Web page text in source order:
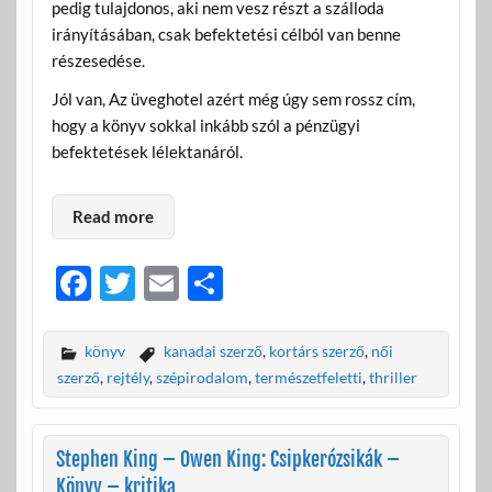
pedig tulajdonos, aki nem vesz részt a szálloda
irányításában, csak befektetési célból van benne
részesedése.
Jól van, Az üveghotel azért még úgy sem rossz cím,
hogy a könyv sokkal inkább szól a pénzügyi
befektetések lélektanáról.
Read more
F
e
b
o
o
T
itt
er
E
ail
O
za
m
e
g
könyv kanadai szerző, kortárs szerző, női
szerző, rejtély,szépirodalom,természetfeletti,thriller
Stephen King – Owen King: Csipkerózsikák –